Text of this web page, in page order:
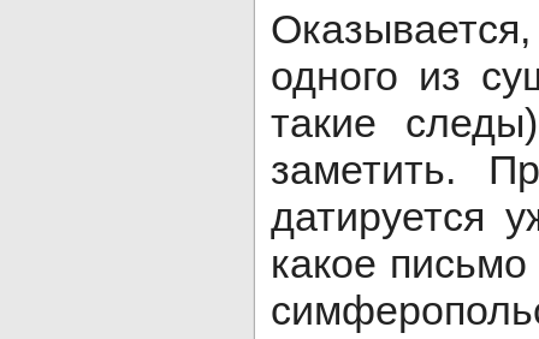
одного из
такие
заметить.
датируется
какое